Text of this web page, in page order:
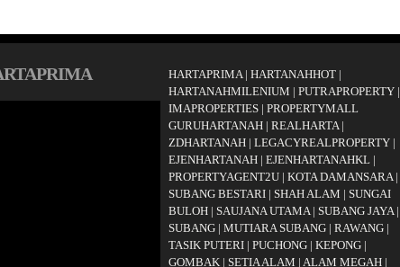
HARTAPRIMA| HARTANAHHOT |
HARTANAHMILENIUM | PUTRAPROPERTY |
IMAPROPERTIES | PROPERTYMALL
GURUHARTANAH | REALHARTA|
ZDHARTANAH | LEGACYREALPROPERTY |
EJENHARTANAH | EJENHARTANAHKL |
PROPERTYAGENT2U | KOTA DAMANSARA|
SUBANG BESTARI | SHAH ALAM | SUNGAI
BULOH | SAUJANA UTAMA| SUBANG JAYA |
SUBANG | MUTIARA SUBANG | RAWANG |
TASIK PUTERI | PUCHONG | KEPONG |
GOMBAK | SETIA ALAM | ALAM MEGAH |